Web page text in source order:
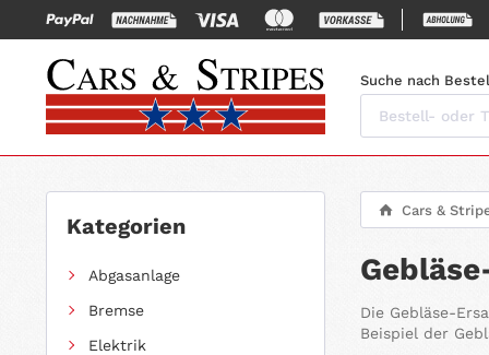
Suche nach
Kategorien
Abgasanlage
Bremse
Elektrik
Cars &
Die Gebläse-
Beispiel der